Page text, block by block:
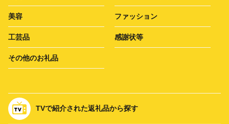
美容 ファッション
工芸品 感謝状等
その他のお礼品
TVで紹介された返礼品から探す